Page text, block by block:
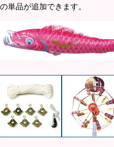
の単品が追加できます。